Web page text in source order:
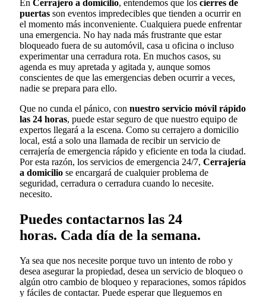
En Cerrajero a domicilio, entendemos que los cierres de
puertas son eventos impredecibles que tienden a ocurrir en
el momento más inconveniente. Cualquiera puede enfrentar
una emergencia. No hay nada más frustrante que estar
bloqueado fuera de su automóvil, casa u oficina o incluso
experimentar una cerradura rota. En muchos casos, su
agenda es muy apretada y agitada y, aunque somos
conscientes de que las emergencias deben ocurrir a veces,
nadie se prepara para ello.
Que no cunda el pánico, con nuestro servicio móvil rápido
las 24 horas, puede estar seguro de que nuestro equipo de
expertos llegará a la escena. Como su cerrajero a domicilio
local, está a solo una llamada de recibir un servicio de
cerrajería de emergencia rápido y eficiente en toda la ciudad.
Por esta razón, los servicios de emergencia 24/7, Cerrajería
a domicilio se encargará de cualquier problema de
seguridad, cerradura o cerradura cuando lo necesite.
necesito.
Puedes contactarnos las 24
horas. Cada día de la semana.
Ya sea que nos necesite porque tuvo un intento de robo y
desea asegurar la propiedad, desea un servicio de bloqueo o
algún otro cambio de bloqueo y reparaciones, somos rápidos
y fáciles de contactar. Puede esperar que lleguemos en